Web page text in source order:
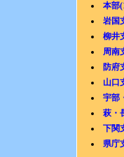
本部
岩国
柳井
周南
防府
山口
宇部
萩・
下関
県庁